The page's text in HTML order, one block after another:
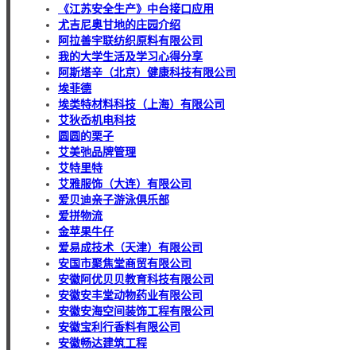
《江苏安全生产》中台接口应用
尤吉尼奥甘地的庄园介绍
阿拉善宇联纺织原料有限公司
我的大学生活及学习心得分享
阿斯塔辛（北京）健康科技有限公司
埃菲德
埃类特材料科技（上海）有限公司
艾狄岙机电科技
圆圆的栗子
艾美弛品牌管理
艾特里特
艾雅服饰（大连）有限公司
爱贝迪亲子游泳俱乐部
爱拼物流
金苹果牛仔
爱易成技术（天津）有限公司
安国市聚焦堂商贸有限公司
安徽阿优贝贝教育科技有限公司
安徽安丰堂动物药业有限公司
安徽安海空间装饰工程有限公司
安徽宝利行香料有限公司
安徽畅达建筑工程